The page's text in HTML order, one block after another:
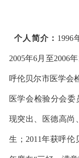
个人简介： 1996
2005年6月至2006
呼伦贝尔市医学会
医学会检验分会委
现突出、医德高尚
生；2011年获呼伦